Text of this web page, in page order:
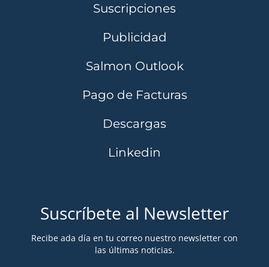
Suscripciones
Publicidad
Salmon Outlook
Pago de Facturas
Descargas
Linkedin
Suscríbete al Newsletter
Recibe ada día en tu correo nuestro newsletter con
las últimas noticias.